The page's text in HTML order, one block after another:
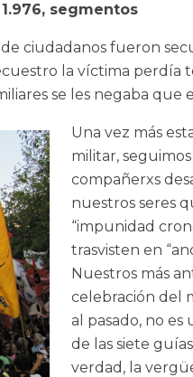
segmentos
ciudadanos fueron
la víctima
se les negaba que
Una vez más
militar,
compañerxs
nuestros seres
“impunidad
trasvisten en
Nuestros más
celebración del
al pasado, no es
de las siete
verdad, la